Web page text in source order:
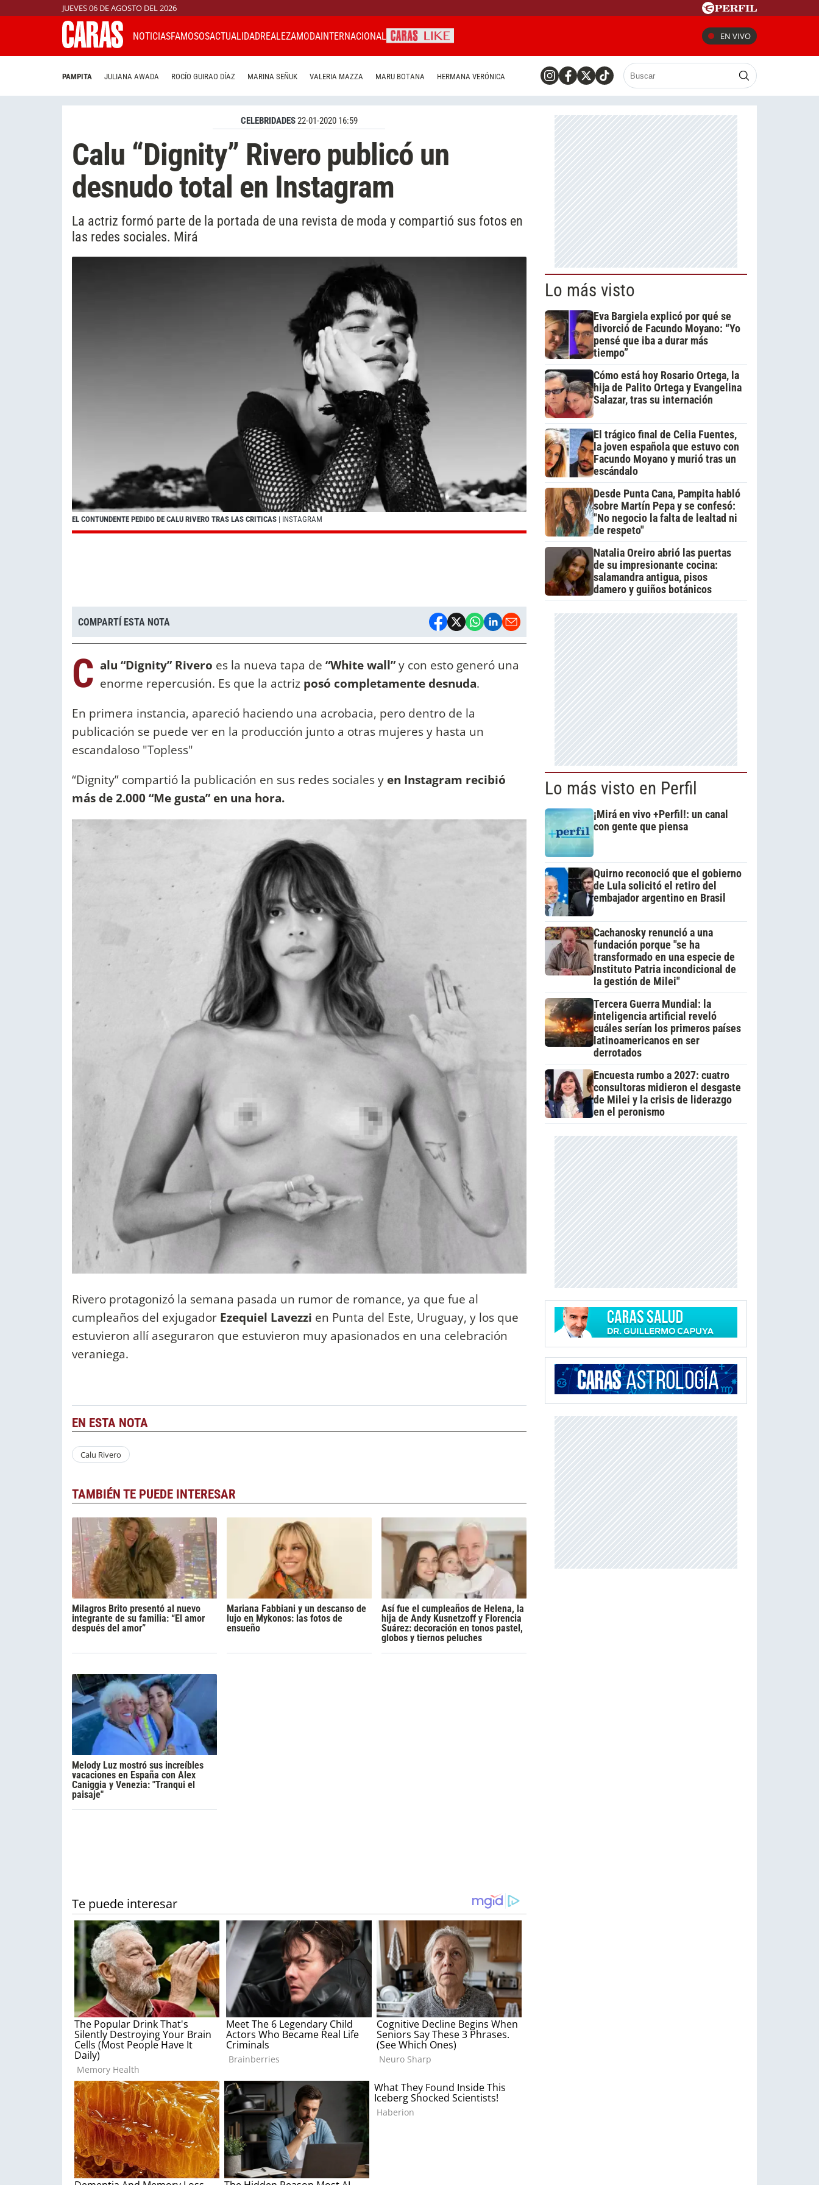
JUEVES 06 DE AGOSTO DEL 2026
NOTICIASFAMOSOSACTUALIDADREALEZAMODAINTERNACIONAL EN VIVO
PAMPITA JULIANA AWADA ROCÍO GUIRAO DÍAZ MARINA SEÑUK VALERIA MAZZA MARU BOTANA HERMANA VERÓNICA
CELEBRIDADES22-01-2020 16:59
Calu “Dignity” Rivero publicó un
desnudo total en Instagram
La actriz formó parte de la portada de una revista de moda y compartió sus fotos en
las redes sociales. Mirá
EL CONTUNDENTE PEDIDO DE CALU RIVERO TRAS LAS CRITICAS | INSTAGRAM
COMPARTÍ ESTA NOTA
C alu “Dignity” Rivero es la nueva tapa de “White wall”y con esto generó una
enorme repercusión. Es que la actriz posó completamente desnuda.
En primera instancia, apareció haciendo una acrobacia, pero dentro de la
publicación se puede ver en la producción junto a otras mujeres y hasta un
escandaloso "Topless"
“Dignity” compartió la publicación en sus redes sociales y en Instagram recibió
más de 2.000 “Me gusta” en una hora.
Rivero protagonizó la semana pasada un rumor de romance, ya que fue al
cumpleaños del exjugador Ezequiel Lavezzi en Punta del Este, Uruguay, y los que
estuvieron allí aseguraron que estuvieron muy apasionados en una celebración
veraniega.
EN ESTA NOTA
Calu Rivero
TAMBIÉN TE PUEDE INTERESAR
Milagros Brito presentó al nuevo
integrante de su familia: “El amor
después del amor”
Mariana Fabbiani y un descanso de
lujo en Mykonos: las fotos de
ensueño
Así fue el cumpleaños de Helena, la
hija de Andy Kusnetzoff y Florencia
Suárez: decoración en tonos pastel,
globos y tiernos peluches
Melody Luz mostró sus increíbles
vacaciones en España con Alex
Caniggia y Venezia: "Tranqui el
paisaje"
Lo más visto
Eva Bargiela explicó por qué se
divorció de Facundo Moyano: “Yo
pensé que iba a durar más
tiempo”
Cómo está hoy Rosario Ortega, la
hija de Palito Ortega y Evangelina
Salazar, tras su internación
El trágico final de Celia Fuentes,
la joven española que estuvo con
Facundo Moyano y murió tras un
escándalo
Desde Punta Cana, Pampita habló
sobre Martín Pepa y se confesó:
"No negocio la falta de lealtad ni
de respeto"
Natalia Oreiro abrió las puertas
de su impresionante cocina:
salamandra antigua, pisos
damero y guiños botánicos
Lo más visto en Perfil
¡Mirá en vivo +Perfil!: un canal
con gente que piensa
Quirno reconoció que el gobierno
de Lula solicitó el retiro del
embajador argentino en Brasil
Cachanosky renunció a una
fundación porque "se ha
transformado en una especie de
Instituto Patria incondicional de
la gestión de Milei"
Tercera Guerra Mundial: la
inteligencia artificial reveló
cuáles serían los primeros países
latinoamericanos en ser
derrotados
Encuesta rumbo a 2027: cuatro
consultoras midieron el desgaste
de Milei y la crisis de liderazgo
en el peronismo